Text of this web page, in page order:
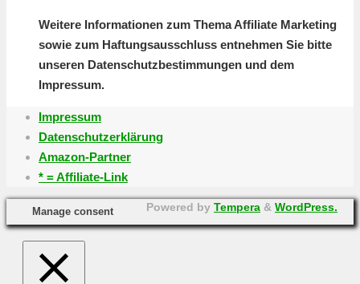
Weitere Informationen zum Thema Affiliate Marketing
sowie zum Haftungsausschluss entnehmen Sie bitte
unseren Datenschutzbestimmungen und dem
Impressum.
Impressum
Datenschutzerklärung
Amazon-Partner
* = Affiliate-Link
Powered by Tempera & WordPress.
Manage consent